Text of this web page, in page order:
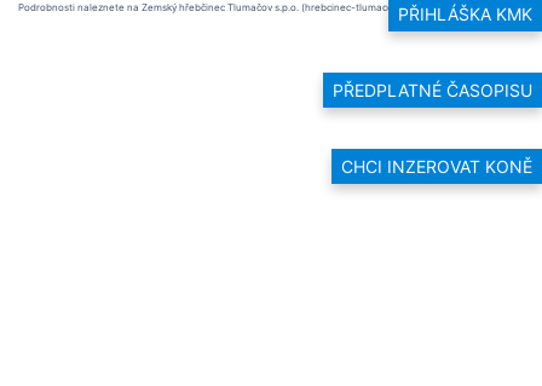
PŘIHLÁŠKA KMK
PŘEDPLATNÉ ČASOPISU
CHCI INZEROVAT KONĚ
Podrobnosti naleznete na Zemský hřebčinec Tlumačov s.p.o. (hrebcinec-tlumacov.cz).